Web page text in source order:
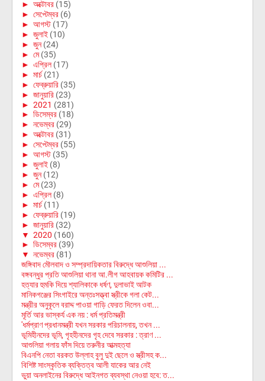
► অক্টোবর (15)
► সেপ্টেম্বর (6)
► আগস্ট (17)
► জুলাই (10)
► জুন (24)
► মে (35)
► এপ্রিল (17)
► মার্চ (21)
► ফেব্রুয়ারি (35)
► জানুয়ারি (23)
► 2021 (281)
► ডিসেম্বর (18)
► নভেম্বর (29)
► অক্টোবর (31)
► সেপ্টেম্বর (55)
► আগস্ট (35)
► জুলাই (8)
► জুন (12)
► মে (23)
► এপ্রিল (8)
► মার্চ (11)
► ফেব্রুয়ারি (19)
► জানুয়ারি (32)
▼ 2020 (160)
► ডিসেম্বর (39)
▼ নভেম্বর (81)
জঙ্গিবাদ মৌলবাদ ও সম্প্রদায়িকতার বিরুদ্ধে আশুলিয়া ...
বঙ্গবন্ধুর প্রতি আশুলিয়া থানা আ.লীগ আহবায়ক কমিটির ...
হত্যার হুমকি দিয়ে শ্যালিকাকে ধর্ষণ, দুলাভাই আটক
মানিকগঞ্জের সিংগাইরে অন্তঃসত্ত্বা স্ত্রীকে গলা কেট...
মন্ত্রীর অনুকূলে বরাদ্দ পাওয়া গাড়ি ফেরত দিলেন ওবা...
মূর্তি আর ভাস্কর্য এক নয় : ধর্ম প্রতিমন্ত্রী
'ধর্মপ্রাণ প্রধানমন্ত্রী যখন সরকার পরিচালনায়, তখন ...
ভূমিহীনদের ভূমি, গৃহহীনদের গৃহ দেবে সরকার : ত্রাণ ...
আশুলিয়া গলায় ফাঁস দিয়ে তরুনীর আত্মহত্যা
বিএনপি নেতা বরকত উল্লাহ বুলু দুই ছেলে ও স্ত্রীসহ ক...
বিশিষ্ট সাংস্কৃতিক ব্যক্তিত্ব আলী যাকের আর নেই
ভুয়া অনলাইনের বিরুদ্ধে আইনগত ব্যবস্থা নেওয়া হবে: ত...